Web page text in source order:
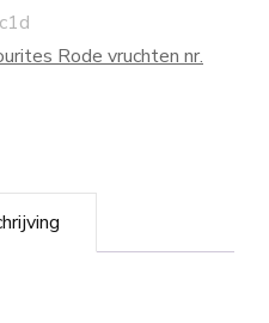
Rode vruchten nr.